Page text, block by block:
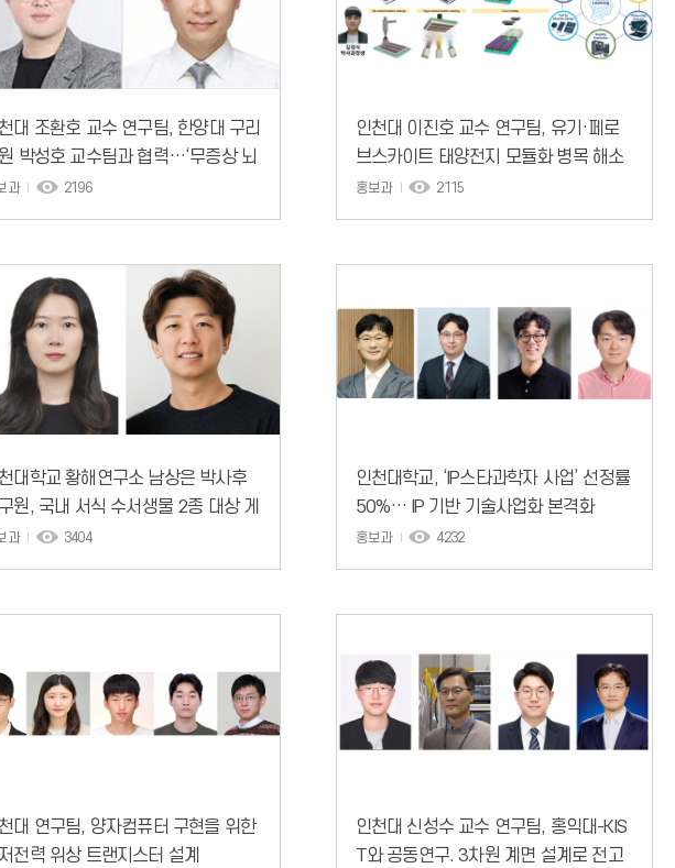
대 조환호 교수 연구팀, 한양대 구리
박성호 교수팀과 협력…‘무증상 뇌
’ 자동 탐지 AI 모델 개발
과 2196
인천대 이진호 교수 연구팀, 유기·페로
브스카이트 태양전지 모듈화 병목 해소
를 위한 셀-투-모듈 격차 줄이는 설계·
패터닝·AI 활용 전략 제시
홍보과 2115
대학교 황해연구소 남상은 박사후
원, 국내 서식 수서생물 2종 대상 게
반 다차원 오믹스 최초 적용 통한
태계 영향평가 모델 제시
과 3404
인천대학교, ‘IP스타과학자 사업’ 선정률
50%… IP 기반 기술사업화 본격화
홍보과 4232
대 연구팀, 양자컴퓨터 구현을 위한
전력 위상 트랜지스터 설계
인천대 신성수 교수 연구팀, 홍익대-KIS
T와 공동연구. 3차원 계면 설계로 전고